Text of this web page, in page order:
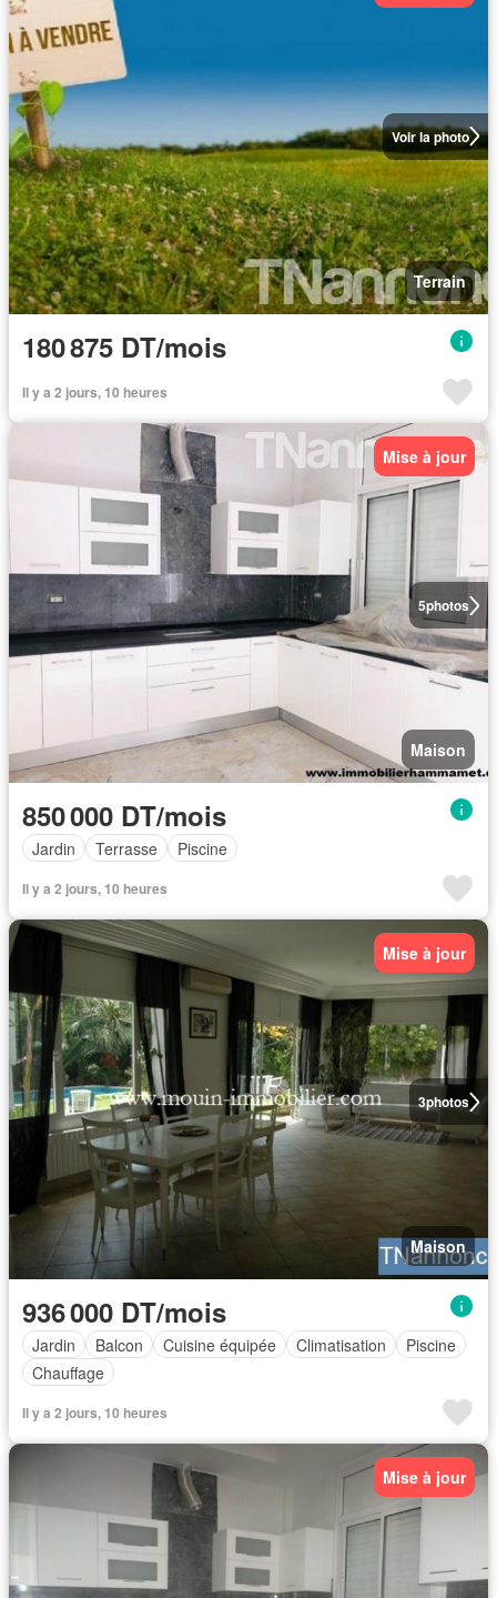
Voir la photo
Terrain
180 875 DT/mois
Il y a 2 jours, 10 heures
5photos
Mise à jour
Maison
850 000 DT/mois
Jardin Terrasse Piscine
Il y a 2 jours, 10 heures
3photos
Mise à jour
Maison
936 000 DT/mois
Jardin Balcon Cuisine équipée Climatisation
Piscine
Chauffage
Il y a 2 jours, 10 heures
Mise à jour